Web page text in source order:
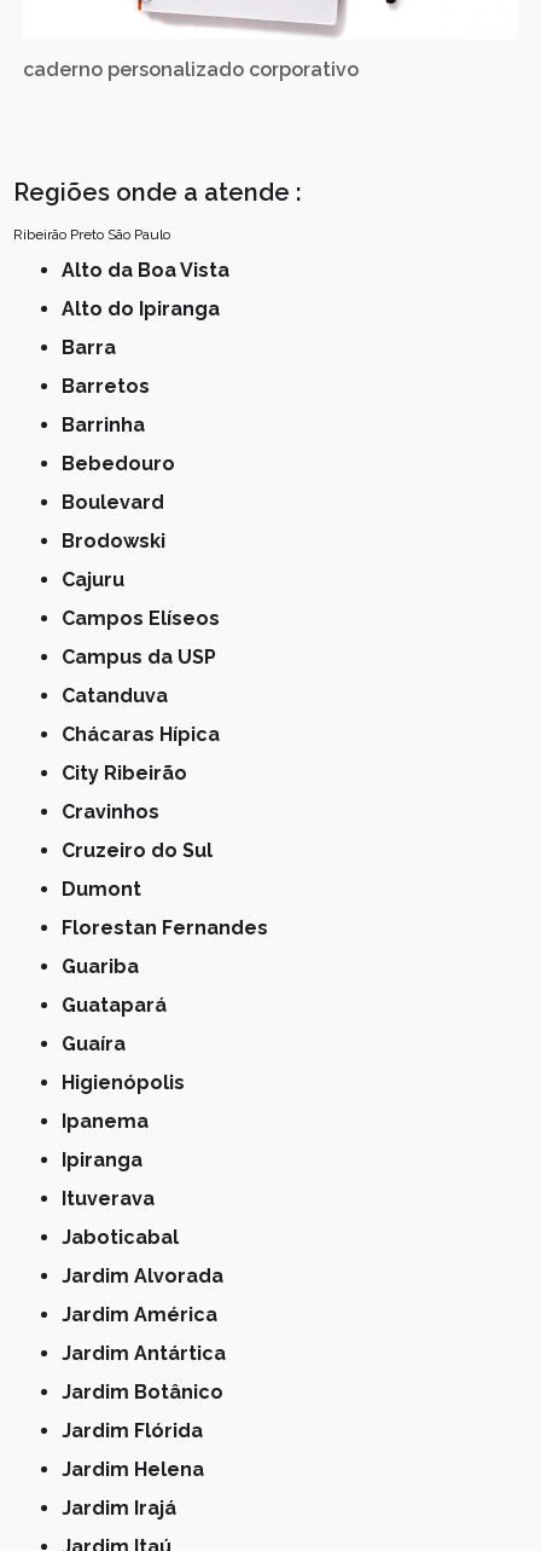
caderno personalizado corporativo
Regiões onde a atende :
Ribeirão Preto São Paulo
Alto da Boa Vista
Alto do Ipiranga
Barra
Barretos
Barrinha
Bebedouro
Boulevard
Brodowski
Cajuru
Campos Elíseos
Campus da USP
Catanduva
Chácaras Hípica
City Ribeirão
Cravinhos
Cruzeiro do Sul
Dumont
Florestan Fernandes
Guariba
Guatapará
Guaíra
Higienópolis
Ipanema
Ipiranga
Ituverava
Jaboticabal
Jardim Alvorada
Jardim América
Jardim Antártica
Jardim Botânico
Jardim Flórida
Jardim Helena
Jardim Irajá